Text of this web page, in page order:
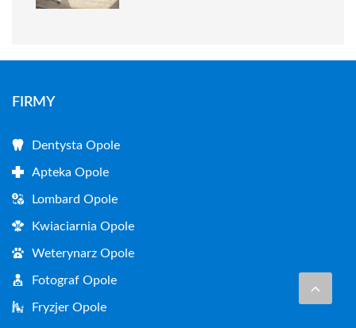
FIRMY
Dentysta Opole
Apteka Opole
Lombard Opole
Kwiaciarnia Opole
Weterynarz Opole
Fotograf Opole
Fryzjer Opole